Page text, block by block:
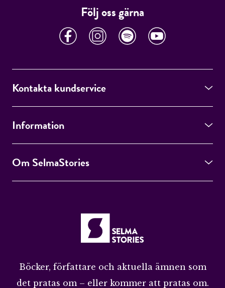
Följ oss gärna
Kontakta kundservice
Information
Om SelmaStories
Böcker, författare och aktuella ämnen som
det pratas om – eller kommer att pratas om.